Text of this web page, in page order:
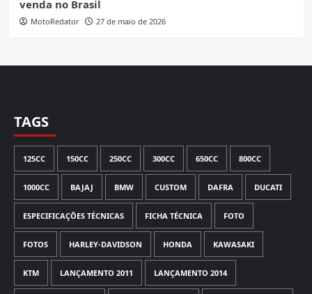
venda no Brasil
MotoRedator 27 de maio de 2026
TAGS
125CC 150CC 250CC 300CC 650CC 800CC
1000CC BAJAJ BMW CUSTOM DAFRA DUCATI
ESPECIFICAÇÕES TÉCNICAS FICHA TÉCNICA FOTO
FOTOS HARLEY-DAVIDSON HONDA KAWASAKI
KTM LANÇAMENTO 2011 LANÇAMENTO 2014